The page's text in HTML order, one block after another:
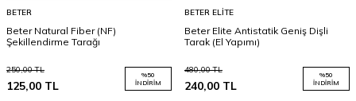
BETER
Beter Natural Fiber (NF)
Şekillendirme Tarağı
250,00TL
125,00 TL
%50
İNDIRIM
BETER ELITE
Beter Elite Antistatik Geniş Dişli
Tarak (El Yapımı)
480,00TL
240,00 TL
%50
İNDIRIM